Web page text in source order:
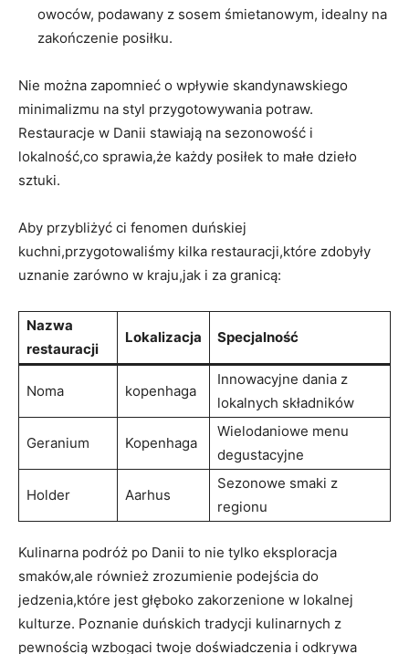
owoców, ⁢podawany z sosem śmietanowym, idealny ⁣na
zakończenie posiłku.
Nie można zapomnieć o wpływie‌ skandynawskiego
minimalizmu‍ na styl przygotowywania potraw.
Restauracje w‌ Danii stawiają na sezonowość i
lokalność,co​ sprawia,że każdy posiłek to małe dzieło
sztuki.
Aby przybliżyć ci fenomen duńskiej
kuchni,przygotowaliśmy kilka ⁢restauracji,które zdobyły
uznanie zarówno w kraju,jak i za granicą:
Nazwa
restauracji
Lokalizacja Specjalność
Noma kopenhaga
Innowacyjne dania z
lokalnych ​składników
Geranium Kopenhaga
Wielodaniowe menu
degustacyjne
Holder Aarhus
Sezonowe smaki ⁢z
⁤regionu
Kulinarna podróż po Danii⁤ to nie tylko eksploracja
smaków,ale również zrozumienie podejścia do⁣
jedzenia,które jest‍ głęboko zakorzenione w lokalnej
kulturze. Poznanie duńskich tradycji kulinarnych z
pewnością wzbogaci twoje doświadczenia i odkrywa